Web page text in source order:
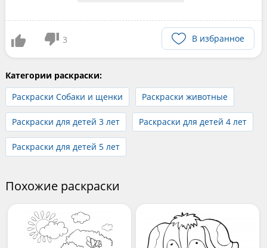
3 В избранное
Категории раскраски:
Раскраски Собаки и щенки
Раскраски животные
Раскраски для детей 3 лет Раскраски для детей 4 лет
Раскраски для детей 5 лет
Похожие раскраски